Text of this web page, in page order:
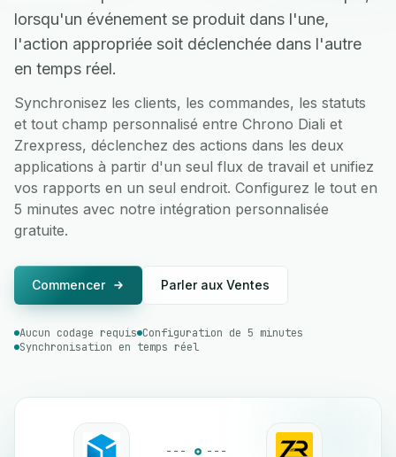
lorsqu'un événement se produit dans l'une,
l'action appropriée soit déclenchée dans l'autre
en temps réel.
Synchronisez les clients, les commandes, les statuts
et tout champ personnalisé entre Chrono Diali et
Zrexpress, déclenchez des actions dans les deux
applications à partir d'un seul flux de travail et unifiez
vos rapports en un seul endroit. Configurez le tout en
5 minutes avec notre intégration personnalisée
gratuite.
Commencer Parler aux Ventes
Aucun codage requis Configuration de 5 minutes
Synchronisation en temps réel